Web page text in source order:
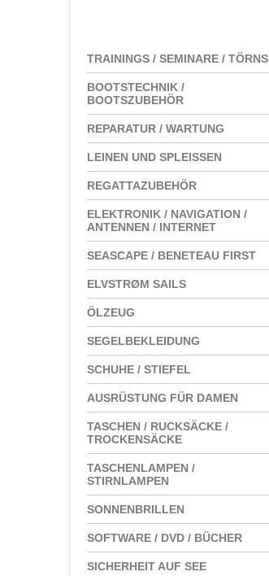
TRAININGS / SEMINARE / TÖRNS
BOOTSTECHNIK /
BOOTSZUBEHÖR
REPARATUR / WARTUNG
LEINEN UND SPLEISSEN
REGATTAZUBEHÖR
ELEKTRONIK / NAVIGATION /
ANTENNEN / INTERNET
SEASCAPE / BENETEAU FIRST
ELVSTRØM SAILS
ÖLZEUG
SEGELBEKLEIDUNG
SCHUHE / STIEFEL
AUSRÜSTUNG FÜR DAMEN
TASCHEN / RUCKSÄCKE /
TROCKENSÄCKE
TASCHENLAMPEN /
STIRNLAMPEN
SONNENBRILLEN
SOFTWARE / DVD / BÜCHER
SICHERHEIT AUF SEE